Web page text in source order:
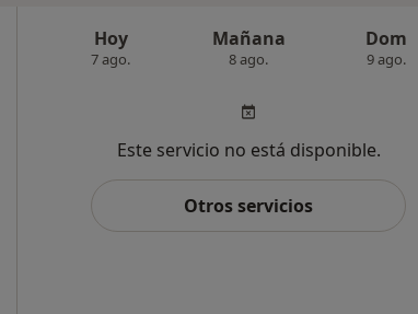
Hoy
7 ago.
Mañana
8 ago.
Dom
9 ago.
Este servicio no está disponible.
Otros servicios